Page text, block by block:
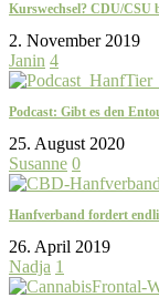
Kurswechsel? CDU/CSU
2. November 2019
Janin 4
Podcast: Gibt es den
25. August 2020
Susanne 0
Hanfverband fordert
26. April 2019
Nadja 1